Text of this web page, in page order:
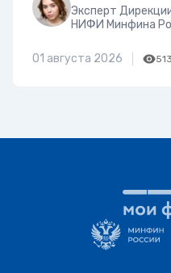
Эксперт
НИФИ Минфина
01 августа 2026 513